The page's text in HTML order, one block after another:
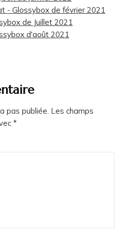
- Glossybox de février 2021
de Juillet 2021
d'août 2021
pas publiée. Les champs
*